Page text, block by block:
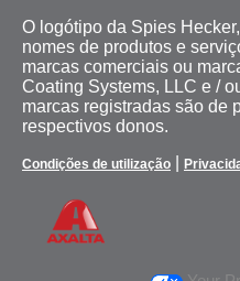
O logótipo da Spies
nomes de produtos e
marcas comerciais ou
Coating Systems, LLC e /
marcas registradas são de
respectivos donos.
Condições de utilização